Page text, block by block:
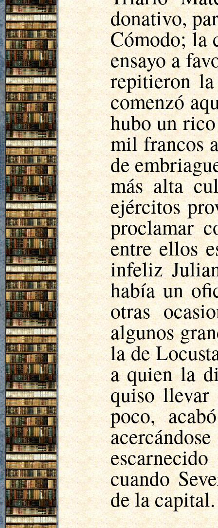
donativo,
Cómodo; la
ensayo a
repitieron
comenzó
hubo un
mil francos
de
más alta
ejércitos
proclamar
entre ellos
infeliz
había un
otras
algunos
la de
a quien la
quiso
poco,
cuando
de la capital.